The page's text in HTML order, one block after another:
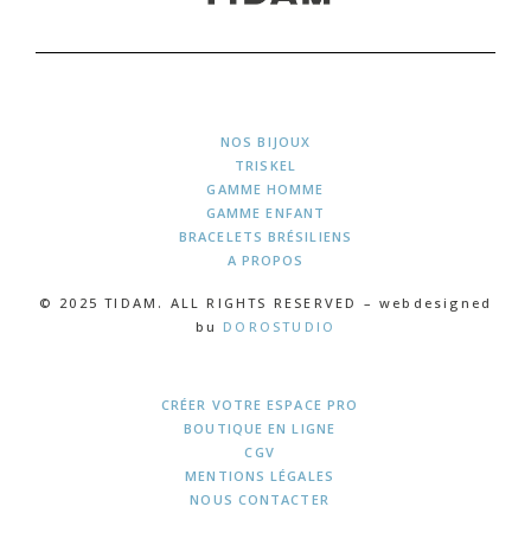
NOS BIJOUX
TRISKEL
GAMME HOMME
GAMME ENFANT
BRACELETS BRÉSILIENS
A PROPOS
© 2025 TIDAM. ALL RIGHTS RESERVED – webdesigned
bu DOROSTUDIO
CRÉER VOTRE ESPACE PRO
BOUTIQUE EN LIGNE
CGV
MENTIONS LÉGALES
NOUS CONTACTER